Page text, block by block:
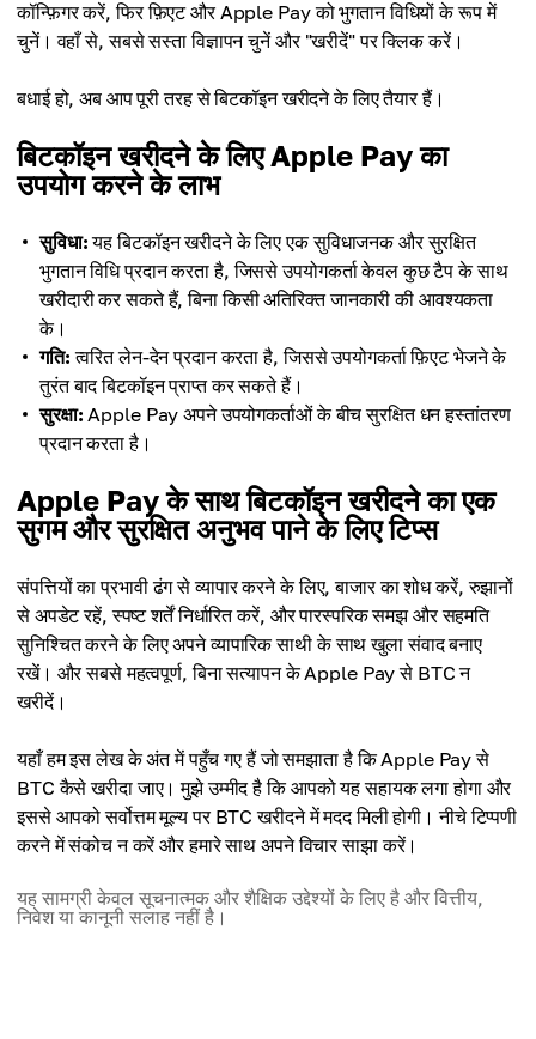
कॉन्फ़िगर करें, फिर फ़िएट और Apple Pay को भुगतान विधियों के रूप में
चुनें। वहाँ से, सबसे सस्ता विज्ञापन चुनें और "खरीदें" पर क्लिक करें।
बधाई हो, अब आप पूरी तरह से बिटकॉइन खरीदने के लिए तैयार हैं।
बिटकॉइन खरीदने के लिए Apple Pay का
उपयोग करने के लाभ
सुविधा:यह बिटकॉइन खरीदने के लिए एक सुविधाजनक और सुरक्षित
भुगतान विधि प्रदान करता है, जिससे उपयोगकर्ता केवल कुछ टैप के साथ
खरीदारी कर सकते हैं, बिना किसी अतिरिक्त जानकारी की आवश्यकता
के।
गति: त्वरित लेन-देन प्रदान करता है, जिससे उपयोगकर्ता फ़िएट भेजने के
तुरंत बाद बिटकॉइन प्राप्त कर सकते हैं।
सुरक्षा: Apple Pay अपने उपयोगकर्ताओं के बीच सुरक्षित धन हस्तांतरण
प्रदान करता है।
Apple Pay के साथ बिटकॉइन खरीदने का एक
सुगम और सुरक्षित अनुभव पाने के लिए टिप्स
संपत्तियों का प्रभावी ढंग से व्यापार करने के लिए, बाजार का शोध करें, रुझानों
से अपडेट रहें, स्पष्ट शर्तें निर्धारित करें, और पारस्परिक समझ और सहमति
सुनिश्चित करने के लिए अपने व्यापारिक साथी के साथ खुला संवाद बनाए
रखें। और सबसे महत्वपूर्ण, बिना सत्यापन के Apple Pay से BTC न
खरीदें।
यहाँ हम इस लेख के अंत में पहुँच गए हैं जो समझाता है कि Apple Pay से
BTC कैसे खरीदा जाए। मुझे उम्मीद है कि आपको यह सहायक लगा होगा और
इससे आपको सर्वोत्तम मूल्य पर BTC खरीदने में मदद मिली होगी। नीचे टिप्पणी
करने में संकोच न करें और हमारे साथ अपने विचार साझा करें।
यह सामग्री केवल सूचनात्मक और शैक्षिक उद्देश्यों के लिए है और वित्तीय,
निवेश या कानूनी सलाह नहीं है।